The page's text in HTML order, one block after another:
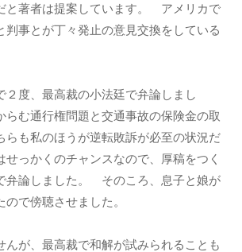
と著者は提案しています。 アメリカで
判事とが丁々発止の意見交換をしている
２度、最高裁の小法廷で弁論しまし
む通行権問題と交通事故の保険金の取
も私のほうが逆転敗訴が必至の状況だ
せっかくのチャンスなので、厚稿をつく
弁論しました。 そのころ、息子と娘が
で傍聴させました。
んが、最高裁で和解が試みられることも